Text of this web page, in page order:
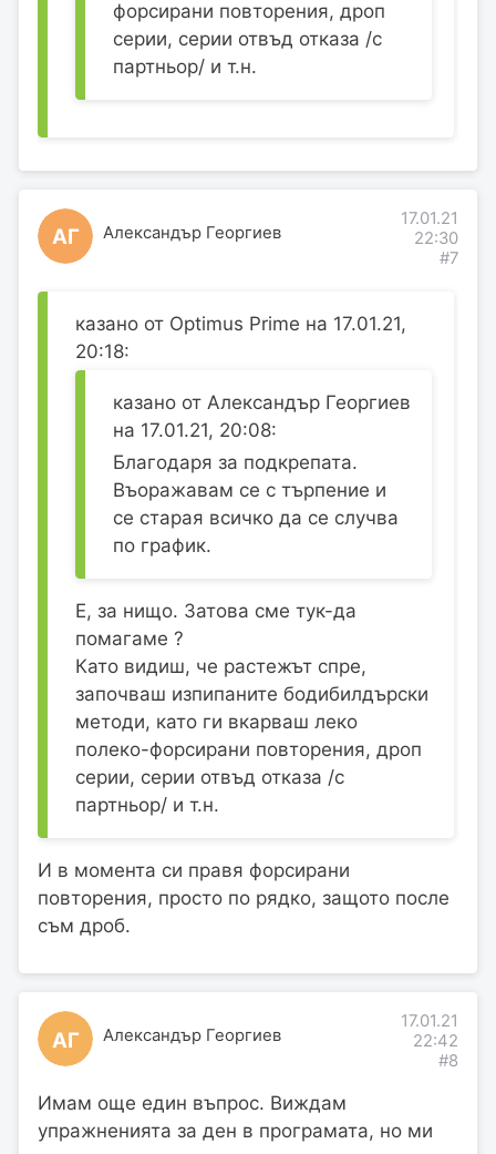
форсирани повторения, дроп
серии, серии отвъд отказа /с
партньор/ и т.н.
АГ Александър Георгиев
17.01.21
22:30
#7
казано от Optimus Prime на 17.01.21,
20:18:
казано от Александър Георгиев
на 17.01.21, 20:08:
Благодаря за подкрепата.
Въоражавам се с търпение и
се старая всичко да се случва
по график.
Е, за нищо. Затова сме тук-да
помагаме ?
Като видиш, че растежът спре,
започваш изпипаните бодибилдърски
методи, като ги вкарваш леко
полеко-форсирани повторения, дроп
серии, серии отвъд отказа /с
партньор/ и т.н.
И в момента си правя форсирани
повторения, просто по рядко, защото после
съм дроб.
АГ Александър Георгиев
17.01.21
22:42
#8
Имам още един въпрос. Виждам
упражненията за ден в програмата, но ми